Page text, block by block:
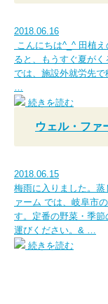
2018.06.16
こんにちは^_^ 田植
ると、もうすぐ夏が
では、施設外就労先
…
続きを読む
ウェル・ファ
2018.06.15
梅雨に入りました。
ァーム では、岐阜市
す。定番の野菜・季
運びください。& …
続きを読む